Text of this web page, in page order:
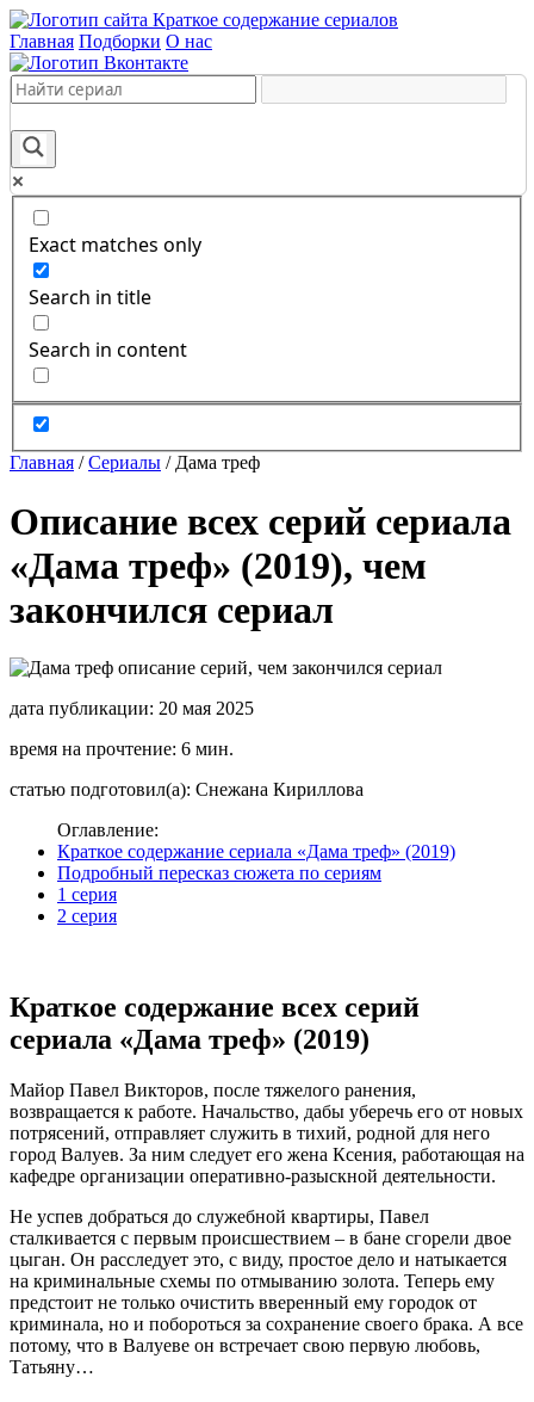
Краткое содержание сериалов
Главная Подборки О нас
Exact matches only
Search in title
Search in content
Главная /Сериалы / Дама треф
Описание всех серий сериала
«Дама треф» (2019), чем
закончился сериал
дата публикации: 20 мая 2025
время на прочтение: 6 мин.
статью подготовил(а): Снежана Кириллова
Оглавление:
Краткое содержание сериала «Дама треф» (2019)
Подробный пересказ сюжета по сериям
1 серия
2 серия
Краткое содержание всех серий
сериала «Дама треф» (2019)
Майор Павел Викторов, после тяжелого ранения,
возвращается к работе. Начальство, дабы уберечь его от новых
потрясений, отправляет служить в тихий, родной для него
город Валуев. За ним следует его жена Ксения, работающая на
кафедре организации оперативно-разыскной деятельности.
Не успев добраться до служебной квартиры, Павел
сталкивается с первым происшествием – в бане сгорели двое
цыган. Он расследует это, с виду, простое дело и натыкается
на криминальные схемы по отмыванию золота. Теперь ему
предстоит не только очистить вверенный ему городок от
криминала, но и побороться за сохранение своего брака. А все
потому, что в Валуеве он встречает свою первую любовь,
Татьяну…